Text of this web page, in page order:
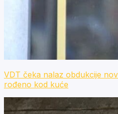
VDT čeka nalaz obdukcije
rođeno kod kuće